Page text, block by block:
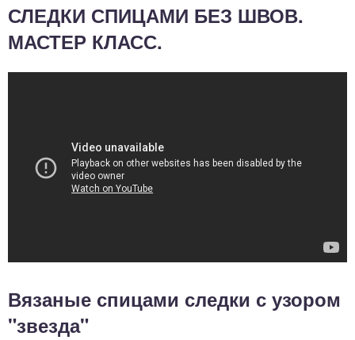
СЛЕДКИ СПИЦАМИ БЕЗ ШВОВ.
МАСТЕР КЛАСС.
Вязаные спицами следки с узором
"звезда"